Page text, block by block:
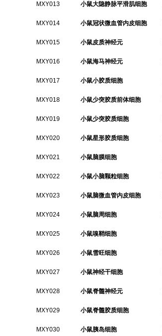
MXY013 小鼠大隐静脉平滑肌细胞
MXY014 小鼠冠状微血管内皮细胞
MXY015 小鼠皮质神经元
MXY016 小鼠海马神经元
MXY017 小鼠小胶质细胞
MXY018 小鼠少突胶质前体细胞
MXY019 小鼠少突胶质细胞
MXY020 小鼠星形胶质细胞
MXY021 小鼠脑膜细胞
MXY022 小鼠小脑颗粒细胞
MXY023 小鼠脑微血管内皮细胞
MXY024 小鼠脑周细胞
MXY025 小鼠嗅鞘细胞
MXY026 小鼠雪旺细胞
MXY027 小鼠神经干细胞
MXY028 小鼠脊髓神经元
MXY029 小鼠脊髓胶质细胞
MXY030 小鼠胰岛细胞